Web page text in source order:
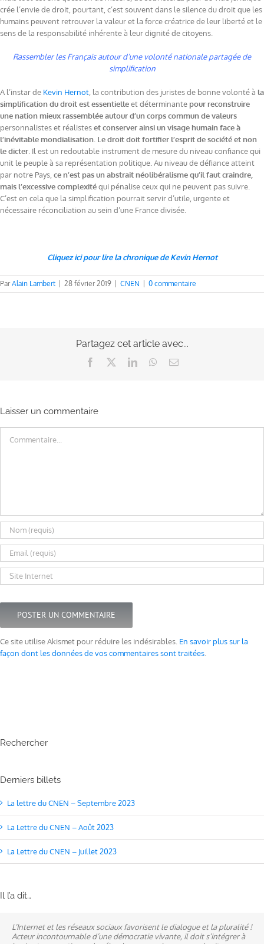
crée l’envie de droit, pourtant, c’est souvent dans le silence du droit que les
humains peuvent retrouver la valeur et la force créatrice de leur liberté et le
sens de la responsabilité inhérente à leur dignité de citoyens.
Rassembler les Français autour d’une volonté nationale partagée de
simplification
A l’instar de Kevin Hernot , la contribution des juristes de bonne volonté à la
simplification du droit est essentielleet déterminante pour reconstruire
une nation mieux rassemblée autour d’un corps commun de valeurs
personnalistes et réalisteset conserver ainsi un visage humain face à
l’inévitable mondialisation Le droit doit fortifier l’esprit de société et non
le dicter . Il est un redoutable instrument de mesure du niveau confiance qui
unit le peuple à sa représentation politique. Au niveau de défiance atteint
par notre Pays, ce n’est pas un abstrait néolibéralisme qu’il faut craindre,
mais l’excessive complexitéqui pénalise ceux qui ne peuvent pas suivre.
C’est en cela que la simplification pourrait servir d’utile, urgente et
nécessaire réconciliation au sein d’une France divisée.
Cliquez ici pour lire la chronique de Kevin Hernot
ParAlain Lambert 28 février 2019 CNEN 0 commentaire
Partagez cet article avec...
Facebook LinkedInWhatsApp
Email
Laisser un commentaire
Ce site utilise Akismet pour réduire les indésirables. En savoir plus sur la
façon dont les données de vos commentaires sont traitées
Rechercher
Derniers billets
La lettre du CNEN – Septembre 2023
La Lettre du CNEN – Août 2023
La Lettre du CNEN – Juillet 2023
Il l’a dit…
L’Internet et les réseaux sociaux favorisent le dialogue et la pluralité !
Acteur incontournable d’une démocratie vivante, il doit s’intégrer à
Ne pas subir, mais construire son destin, telle est la philosophie qui
n’a cessé de mobiliser la ville d’Alençon, son agglomération et ses
A mes yeux, la politique est synonyme de service : un sénateur doit
être au service des élus et des communes comme un maire sait si bien